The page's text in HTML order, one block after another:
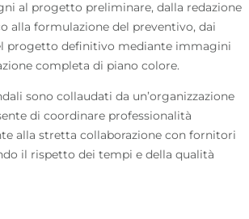
al progetto preliminare, dalla redazione
alla formulazione del preventivo, dai
progetto definitivo mediante immagini
completa di piano colore.
sono collaudati da un’organizzazione
di coordinare professionalità
alla stretta collaborazione con fornitori
il rispetto dei tempi e della qualità